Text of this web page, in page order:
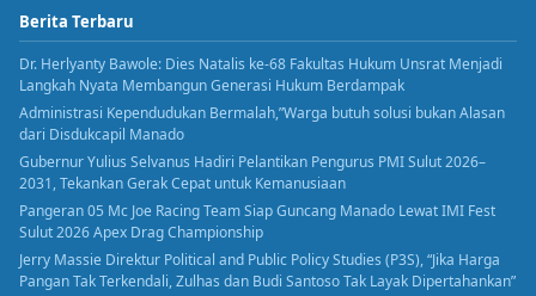
Berita Terbaru
Dr. Herlyanty Bawole: Dies Natalis ke-68 Fakultas Hukum Unsrat Menjadi
Langkah Nyata Membangun Generasi Hukum Berdampak
Administrasi Kependudukan Bermalah,”Warga butuh solusi bukan Alasan
dari Disdukcapil Manado
Gubernur Yulius Selvanus Hadiri Pelantikan Pengurus PMI Sulut 2026–
2031, Tekankan Gerak Cepat untuk Kemanusiaan
Pangeran 05 Mc Joe Racing Team Siap Guncang Manado Lewat IMI Fest
Sulut 2026 Apex Drag Championship
Jerry Massie Direktur Political and Public Policy Studies (P3S), “Jika Harga
Pangan Tak Terkendali, Zulhas dan Budi Santoso Tak Layak Dipertahankan”